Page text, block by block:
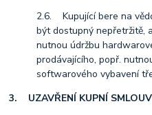
2.6. Kupující bere na
být dostupný nepřetržitě,
nutnou údržbu
prodávajícího, popř.
softwarového vybavení
3. UZAVŘENÍ KUPNÍ